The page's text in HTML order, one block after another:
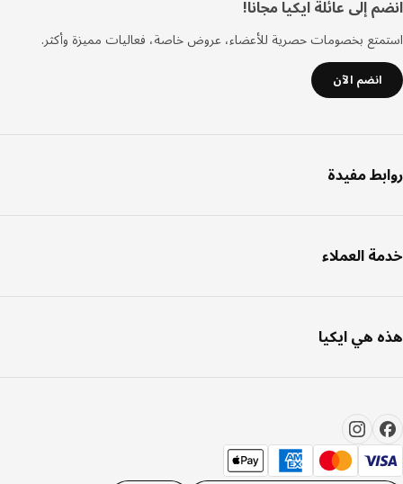
إلى عائلة ايكيا مجانا!
بخصومات حصرية للأعضاء، عروض خاصة، فعاليات مميزة وأكثر.
انضم الآن
مفيدة
العملاء
هي ايكيا